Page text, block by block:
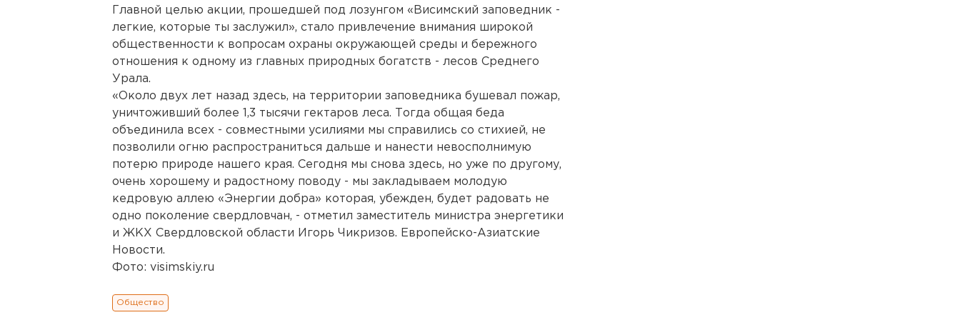
Главной целью акции, прошедшей под лозунгом «Висимский заповедник -
легкие, которые ты заслужил», стало привлечение внимания широкой
общественности к вопросам охраны окружающей среды и бережного
отношения к одному из главных природных богатств - лесов Среднего
Урала.
«Около двух лет назад здесь, на территории заповедника бушевал пожар,
уничтоживший более 1,3 тысячи гектаров леса. Тогда общая беда
объединила всех - совместными усилиями мы справились со стихией, не
позволили огню распространиться дальше и нанести невосполнимую
потерю природе нашего края. Сегодня мы снова здесь, но уже по другому,
очень хорошему и радостному поводу - мы закладываем молодую
кедровую аллею «Энергии добра» которая, убежден, будет радовать не
одно поколение свердловчан, - отметил заместитель министра энергетики
и ЖКХ Свердловской области Игорь Чикризов. Европейско-Азиатские
Новости.
Фото: visimskiy.ru
Общество